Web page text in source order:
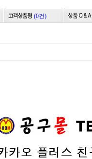
(0건)